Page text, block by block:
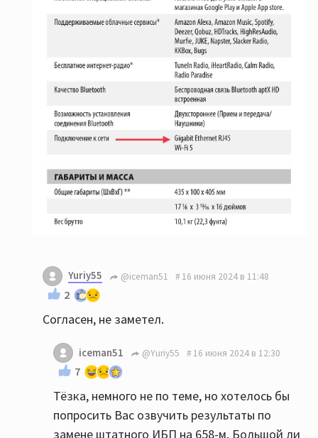
Yuriy55 @iceman51 16 июня 2024 в 11:48
2
Согласен, не заметел.
iceman51 @Yuriy55 16 июня 2024 в 12:30
7
Тёзка, немного не по теме, но хотелось бы
попросить Вас озвучить результаты по
замене штатного ИБП на 658-м. Большой ли